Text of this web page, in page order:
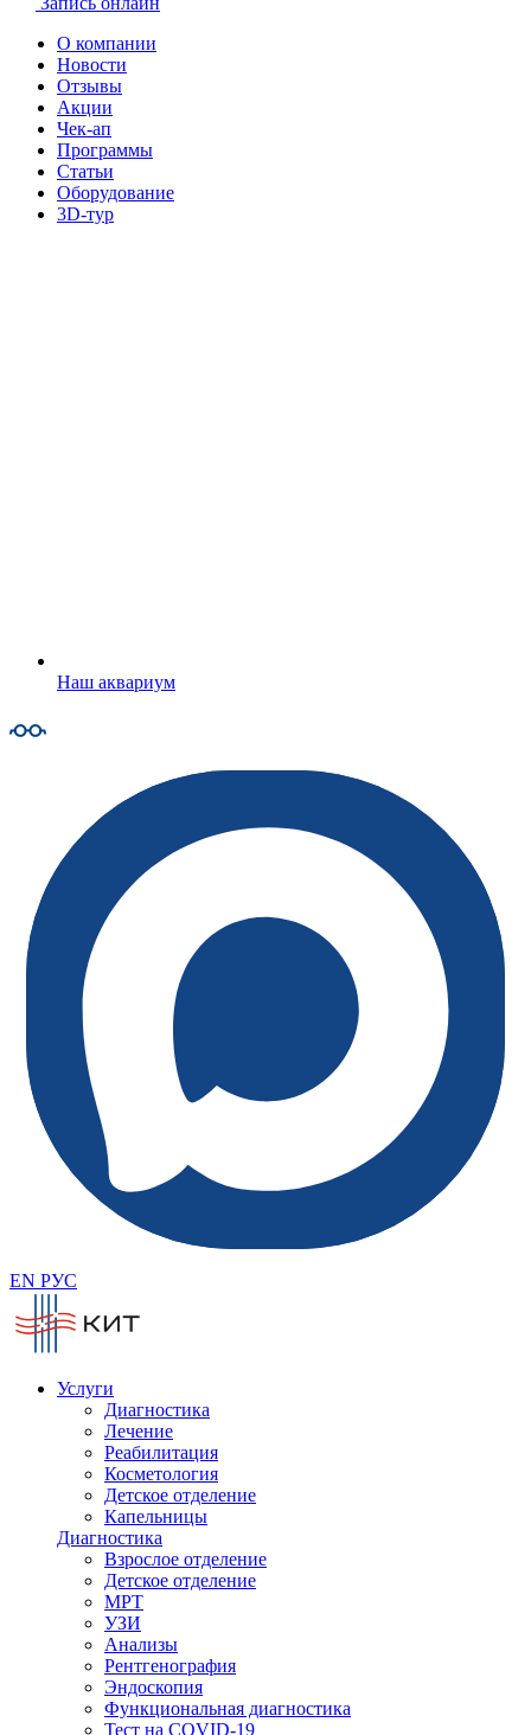
О компании
Новости
Отзывы
Акции
Чек-ап
Программы
Статьи
Оборудование
3D-тур
Наш аквариум
EN РУС
Услуги
Диагностика
Лечение
Реабилитация
Косметология
Детское отделение
Капельницы
Диагностика
Взрослое отделение
Детское отделение
МРТ
УЗИ
Анализы
Рентгенография
Эндоскопия
Функциональная диагностика
Тест на COVID-19